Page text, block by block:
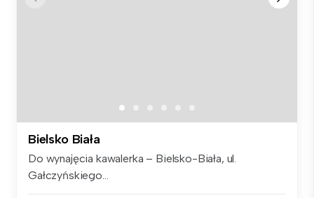
Bielsko Biała
Do wynajęcia kawalerka – Bielsko-Biała, ul.
Gałczyńskiego...